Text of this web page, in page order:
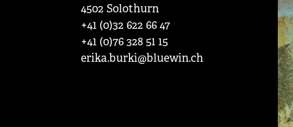
4502 Solothurn
+41 (0)32 622 66 47
+41 (0)76 328 51 15
erika.burki@bluewin.ch